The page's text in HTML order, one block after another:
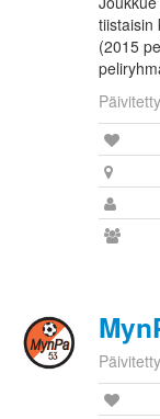
tiistaisin
(2015